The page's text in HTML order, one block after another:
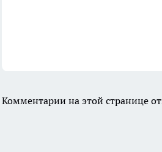
Комментарии на этой странице